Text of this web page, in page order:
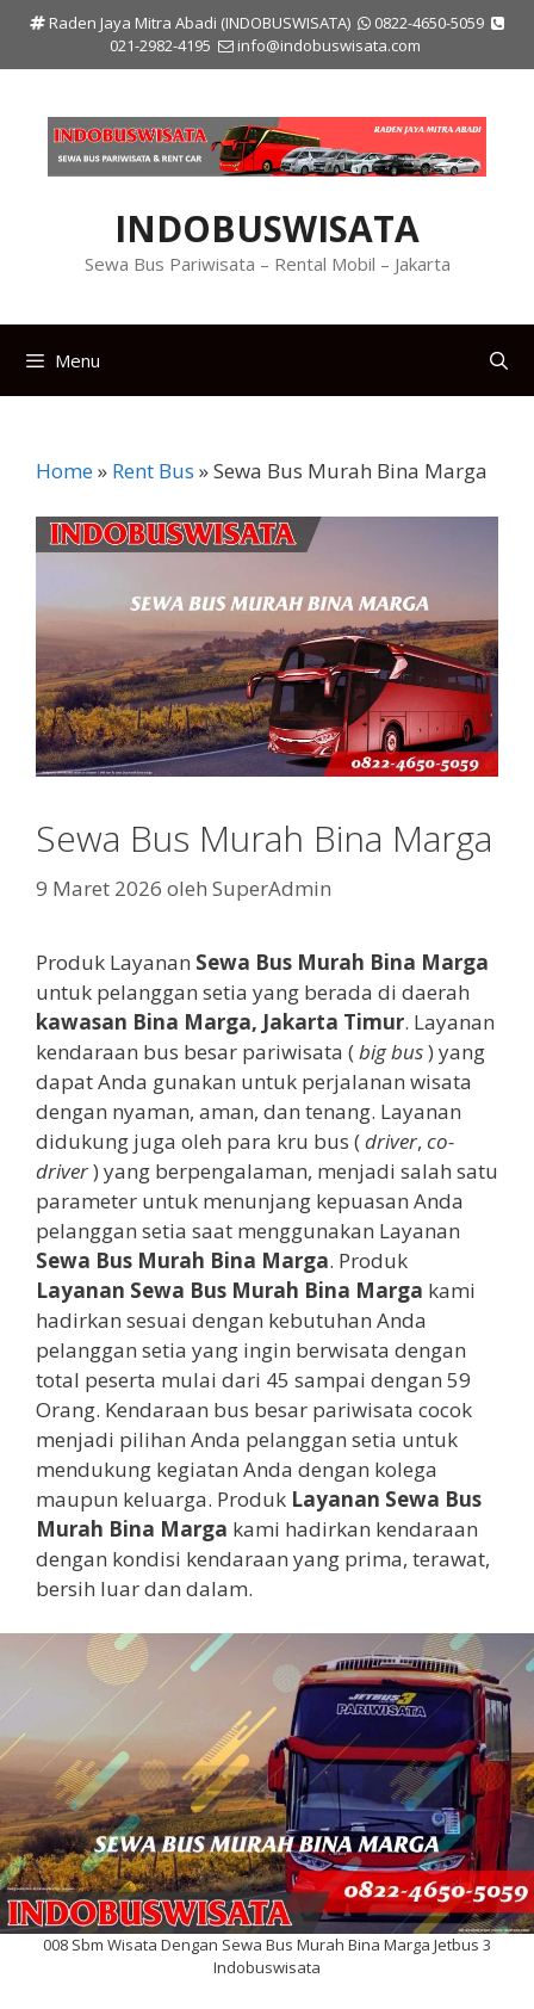
Langsung
isi
Raden Jaya Mitra Abadi (INDOBUSWISATA)
0822-4650-5059
021-2982-4195
info@indobuswisata.com
INDOBUSWISATA
Sewa Bus Pariwisata – Rental Mobil – Jakarta
Menu
Home» Rent Bus »Sewa Bus Murah Bina Marga
Sewa Bus Murah Bina Marga
9 Maret 2026 oleh SuperAdmin
Produk Layanan Sewa Bus Murah Bina Marga
untuk pelanggan setia yang berada di daerah
kawasan Bina Marga, Jakarta Timur. Layanan
kendaraan bus besar pariwisata (big bus) yang
dapat Anda gunakan untuk perjalanan wisata
dengan nyaman, aman, dan tenang. Layanan
didukung juga oleh para kru bus (driver, co-
driver) yang berpengalaman, menjadi salah satu
parameter untuk menunjang kepuasan Anda
pelanggan setia saat menggunakan Layanan
Sewa Bus Murah Bina Marga. Produk
Layanan Sewa Bus Murah Bina Marga kami
hadirkan sesuai dengan kebutuhan Anda
pelanggan setia yang ingin berwisata dengan
total peserta mulai dari 45 sampai dengan 59
Orang. Kendaraan bus besar pariwisata cocok
menjadi pilihan Anda pelanggan setia untuk
mendukung kegiatan Anda dengan kolega
maupun keluarga. Produk Layanan Sewa Bus
Murah Bina Marga kami hadirkan kendaraan
dengan kondisi kendaraan yang prima, terawat,
bersih luar dan dalam.
008 Sbm Wisata Dengan Sewa Bus Murah Bina Marga Jetbus 3
Indobuswisata